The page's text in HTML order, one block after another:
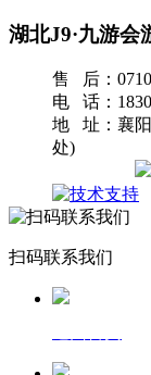
湖北J9·九游会
售 后：
电 话：
地 址：襄阳
处)
扫码联系我们